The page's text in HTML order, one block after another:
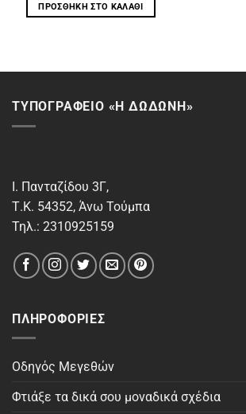
ΠΡΟΣΘΉΚΗ ΣΤΟ ΚΑΛΆΘΙ
ΤΥΠΟΓΡΑΦΕΙΟ «Η ΔΩΔΩΝΗ»
Ι. Πανταζίδου 3Γ,
Τ.Κ. 54352, Άνω Τούμπα
Τηλ.: 2310925159
ΠΛΗΡΟΦΟΡΊΕΣ
Οδηγός Μεγεθών
Φτιάξε τα δικά σου μοναδικά σχέδια